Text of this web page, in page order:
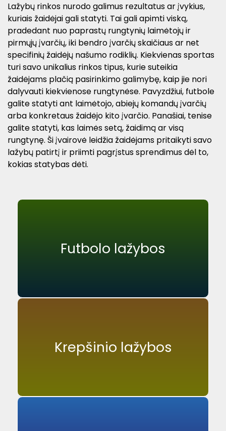
Lažybų rinkos nurodo galimus rezultatus ar įvykius,
kuriais žaidėjai gali statyti. Tai gali apimti viską,
pradedant nuo paprastų rungtynių laimėtojų ir
pirmųjų įvarčių, iki bendro įvarčių skaičiaus ar net
specifinių žaidėjų našumo rodiklių. Kiekvienas sportas
turi savo unikalius rinkos tipus, kurie suteikia
žaidėjams plačią pasirinkimo galimybę, kaip jie nori
dalyvauti kiekvienose rungtynėse. Pavyzdžiui, futbole
galite statyti ant laimėtojo, abiejų komandų įvarčių
arba konkretaus žaidėjo kito įvarčio. Panašiai, tenise
galite statyti, kas laimės setą, žaidimą ar visą
rungtynę. Ši įvairovė leidžia žaidėjams pritaikyti savo
lažybų patirtį ir priimti pagrįstus sprendimus dėl to,
kokias statybas dėti.
Futbolo lažybos
Krepšinio lažybos